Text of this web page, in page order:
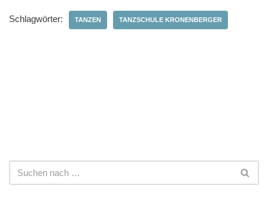
Schlagwörter: TANZEN TANZSCHULE KRONENBERGER